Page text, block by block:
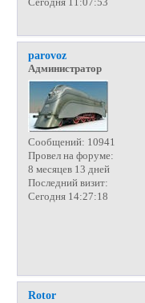
Сегодня 11:07:53
parovoz
Администратор
Сообщений: 10941
Провел на форуме:
8 месяцев 13 дней
Последний визит:
Сегодня 14:27:18
Rotor